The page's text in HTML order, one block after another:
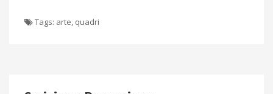
Tags: arte, quadri